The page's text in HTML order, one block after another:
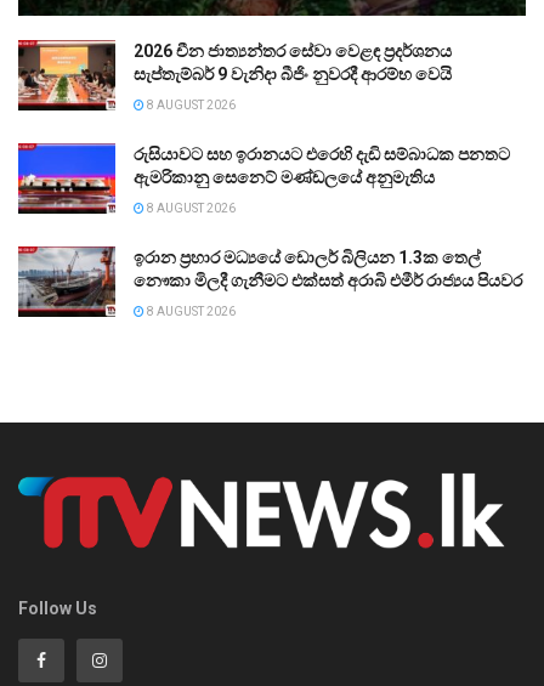
2026 චීන ජාත්‍යන්තර සේවා වෙළඳ ප්‍රදර්ශනය
සැප්තැම්බර් 9 වැනිදා බීජිං නුවරදී ආරම්භ වෙයි
8 AUGUST 2026
රුසියාවට සහ ඉරානයට එරෙහි දැඩි සම්බාධක පනතට
ඇමරිකානු සෙනෙට් මණ්ඩලයේ අනුමැතිය
8 AUGUST 2026
ඉරාන ප්‍රහාර මධ්‍යයේ ඩොලර් බිලියන 1.3ක තෙල්
නෞකා මිලදී ගැනීමට එක්සත් අරාබි එමීර් රාජ්‍යය පියවර
8 AUGUST 2026
Follow Us